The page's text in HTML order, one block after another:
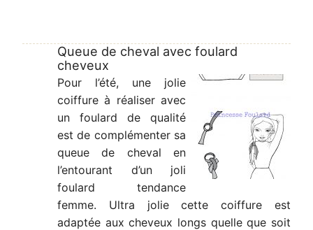
Queue de cheval avec foulard
cheveux
Pour l’été, une jolie
coiffure à réaliser avec
un foulard de qualité
est de complémenter sa
queue de cheval en
l’entourant d’un joli
foulard tendance
femme. Ultra jolie cette coiffure est
adaptée aux cheveux longs quelle que soit